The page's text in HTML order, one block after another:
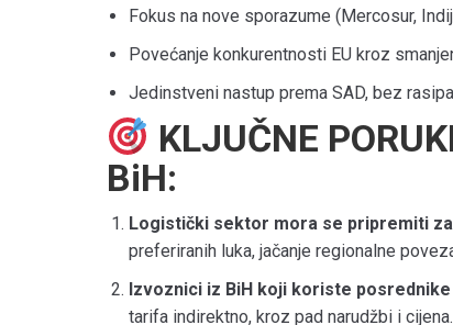
Fokus na nove sporazume (Mercosur,
Povećanje konkurentnosti EU kroz
Jedinstveni nastup prema SAD, bez
KLJUČNE
BiH:
Logistički sektor mora se pripremiti
preferiranih luka, jačanje regionalne
Izvoznici iz BiH koji koriste
tarifa indirektno, kroz pad narudžbi i cijena.